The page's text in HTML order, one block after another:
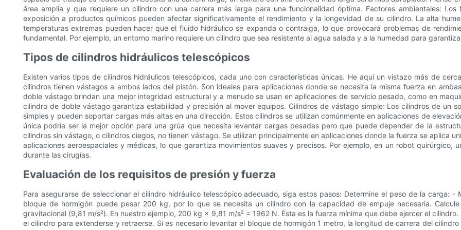
área amplia y que requiere un cilindro con una carrera más larga para una funcionalidad óptima. Factores ambientales:
exposición a productos químicos pueden afectar significativamente el rendimiento y la longevidad de su cilindro. La alta
temperaturas extremas pueden hacer que el fluido hidráulico se expanda o contraiga, lo que provocará problemas de
fundamental. Por ejemplo, un entorno marino requiere un cilindro que sea resistente al agua salada y a la humedad para
Tipos de cilindros hidráulicos telescópicos
Existen varios tipos de cilindros hidráulicos telescópicos, cada uno con características únicas. He aquí un vistazo más de
cilindros tienen vástagos a ambos lados del pistón. Son ideales para aplicaciones donde se necesita la misma fuerza en
doble vástago brindan una mejor integridad estructural y a menudo se usan en aplicaciones de servicio pesado, como en
cilindro de doble vástago garantiza estabilidad y precisión al mover equipos. Cilindros de vástago simple: Los cilindros de un
simples y pueden soportar cargas más altas en una dirección. Estos cilindros se utilizan comúnmente en aplicaciones de
única podría ser la mejor opción para una grúa que necesita levantar cargas pesadas pero que puede depender de la
cilindros sin vástago, o cilindros ciegos, no tienen vástago. Se utilizan principalmente en aplicaciones donde la fuerza se aplica
aplicaciones aeroespaciales y médicas, lo que garantiza movimientos suaves y precisos. Por ejemplo, en un robot quirúrgico,
durante las cirugías.
Evaluación de los requisitos de presión y fuerza
Para asegurarse de seleccionar el cilindro hidráulico telescópico adecuado, siga estos pasos: Determine el peso de la carga:
bloque de hormigón puede pesar 200 kg, por lo que se necesita un cilindro con la capacidad de empuje necesaria.
gravitacional (9,81 m/s²). En nuestro ejemplo, 200 kg × 9,81 m/s² = 1962 N. Ésta es la fuerza mínima que debe ejercer el
el cilindro para extenderse y retraerse. Si es necesario levantar el bloque de hormigón 1 metro, la longitud de carrera del